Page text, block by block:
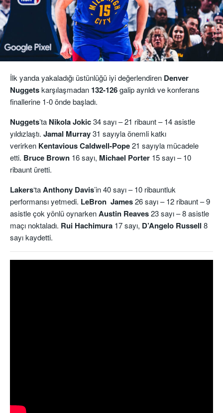
İlk yarıda yakaladığı üstünlüğü iyi değerlendiren Denver
Nuggetskarşılaşmadan 132-126galip ayrıldı ve konferans
finallerine 1-0 önde başladı.
Nuggets’ta Nikola Jokic34 sayı – 21 ribaunt – 14 asistle
yıldızlaştı. Jamal Murray31 sayıyla önemli katkı
verirken Kentavious Caldwell-Pope21 sayıyla mücadele
etti. Bruce Brown 16 sayı, Michael Porter 15 sayı – 10
ribaunt üretti.
Lakers‘taAnthony Davis’in 40 sayı – 10 ribauntluk
performansı yetmedi. LeBron James26 sayı – 12 ribaunt – 9
asistle çok yönlü oynarkenAustin Reaves23 sayı – 8 asistle
maçı noktaladı. Rui Hachimura 17 sayı, D’Angelo Russell 8
sayı kaydetti.